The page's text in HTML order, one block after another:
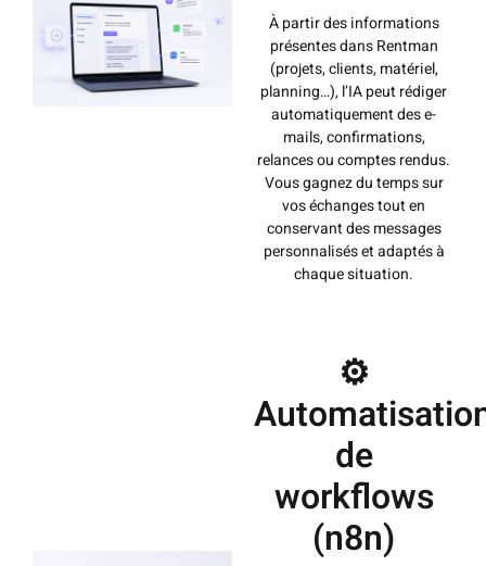
À partir des informations
présentes dans Rentman
(projets, clients, matériel,
planning…), l’IA peut rédiger
automatiquement des e-
mails, confirmations,
relances ou comptes rendus.
Vous gagnez du temps sur
vos échanges tout en
conservant des messages
personnalisés et adaptés à
chaque situation.
⚙️
de
workflows
(n8n)